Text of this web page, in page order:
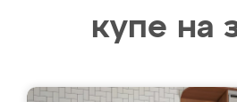
купе на